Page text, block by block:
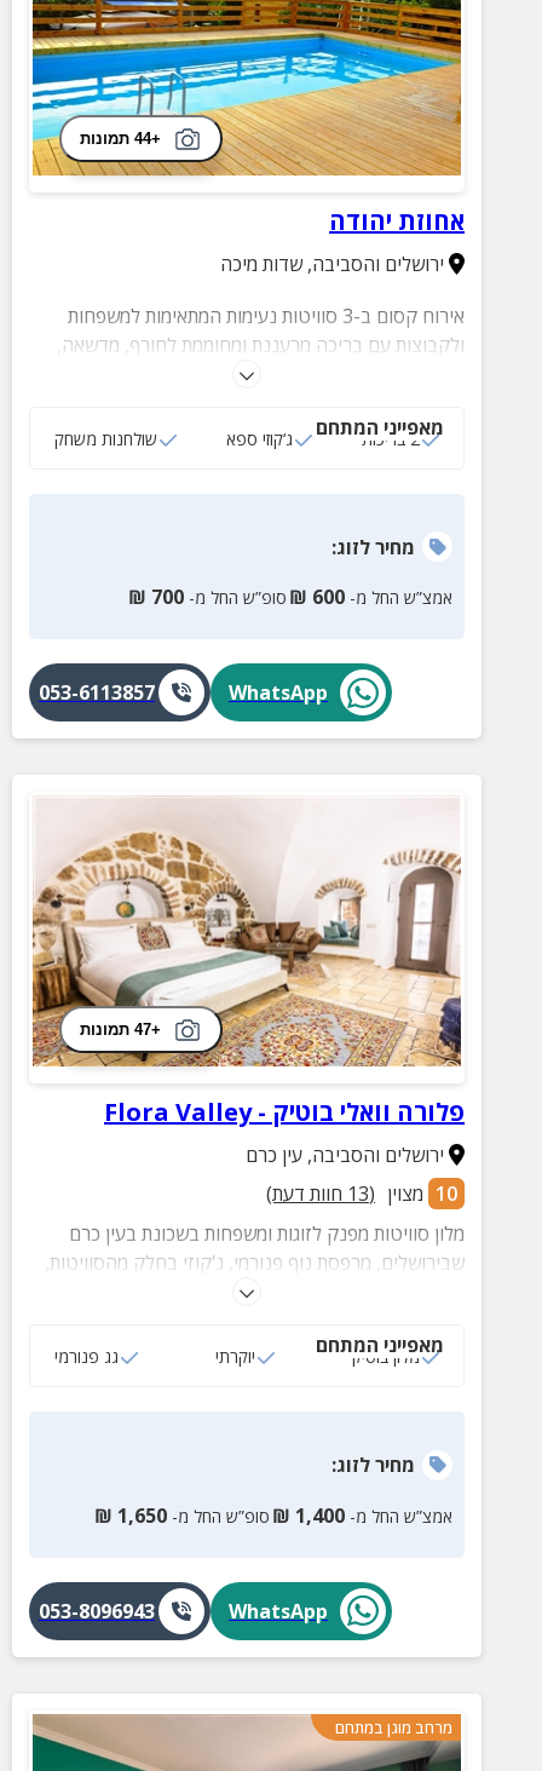
+44 תמונות
אחוזת יהודה
ירושלים והסביבה,שדות מיכה
אירוח קסום ב-3 סוויטות נעימות המתאימות למשפחות
ולקבוצות עם בריכה מרעננת ומחוממת לחורף, מדשאה,
פינת מנגל, פינות ישיבה, ג'קוזי ספא ועוד מגוון פינוקים.
מאפייני המתחם
2 בריכות ג‘קוזי ספא שולחנות משחק
מחירלזוג:
אמצ”ש החל מ- 600
₪ סופ”ש החל מ- 700
₪
WhatsApp
053-6113857
+47 תמונות
פלורה וואלי בוטיק - Flora Valley
ירושלים והסביבה,עין כרם
10 מצוין (
13 חוות דעת)
מלון סוויטות מפנק לזוגות ומשפחות בשכונת בעין כרם
שבירושלים, מרפסת נוף פנורמי, ג'קוזי בחלק מהסוויטות,
מיני בר ללא תשלום ועוד שלל פינוקים.
מאפייני המתחם
מלון בוטיק יוקרתי גג פנורמי
מחירלזוג:
אמצ”ש החל מ- 1,400
₪ סופ”ש החל מ- 1,650
₪
WhatsApp
053-8096943
מרחב מוגן במתחם